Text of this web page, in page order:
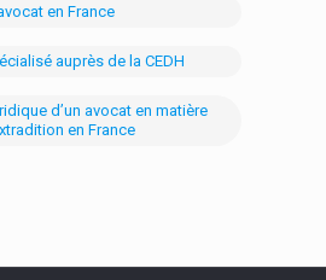
en France
auprès de la CEDH
d’un avocat en matière
en France